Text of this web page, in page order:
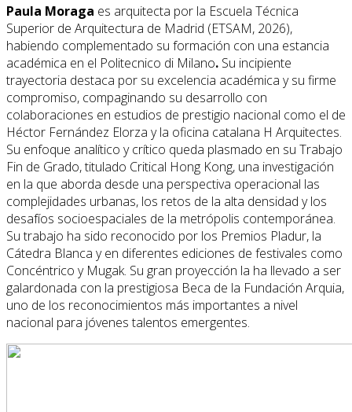
Paula Moraga es arquitecta por la Escuela Técnica
Superior de Arquitectura de Madrid (ETSAM, 2026),
habiendo complementado su formación con una estancia
académica en el Politecnico di Milano. Su incipiente
trayectoria destaca por su excelencia académica y su firme
compromiso, compaginando su desarrollo con
colaboraciones en estudios de prestigio nacional como el de
Héctor Fernández Elorza y la oficina catalana H Arquitectes.
Su enfoque analítico y crítico queda plasmado en su Trabajo
Fin de Grado, titulado Critical Hong Kong, una investigación
en la que aborda desde una perspectiva operacional las
complejidades urbanas, los retos de la alta densidad y los
desafíos socioespaciales de la metrópolis contemporánea.
Su trabajo ha sido reconocido por los Premios Pladur, la
Cátedra Blanca y en diferentes ediciones de festivales como
Concéntrico y Mugak. Su gran proyección la ha llevado a ser
galardonada con la prestigiosa Beca de la Fundación Arquia,
uno de los reconocimientos más importantes a nivel
nacional para jóvenes talentos emergentes.